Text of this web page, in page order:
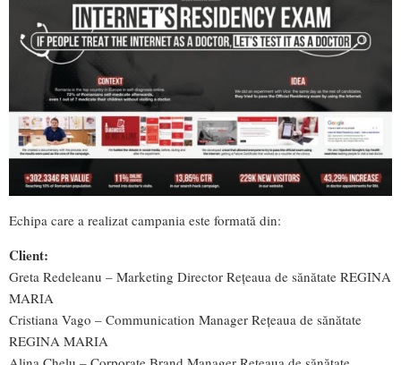
Echipa care a realizat campania este formată din:
Client:
Greta Redeleanu – Marketing Director Rețeaua de sănătate REGINA
MARIA
Cristiana Vago – Communication Manager Rețeaua de sănătate
REGINA MARIA